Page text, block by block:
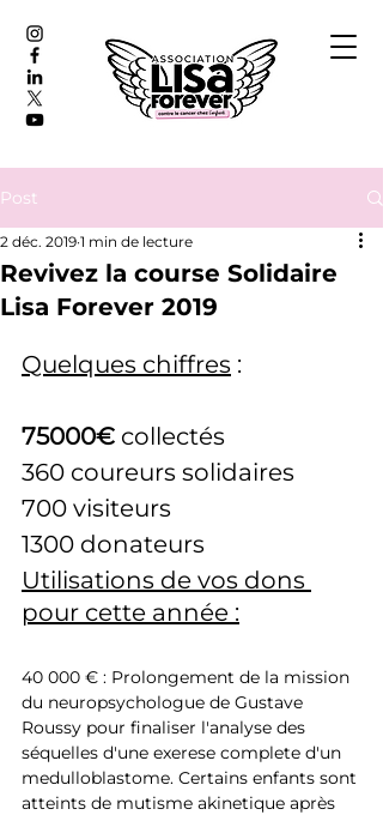
Post
Revivez la course Solidaire
Lisa Forever 2019
2 déc. 2019 1 min de lecture
Quelques chiffres :
75000€ collectés
360 coureurs solidaires
700 visiteurs
1300 donateurs
Utilisations de vos dons
pour cette année :
40 000 € : Prolongement de la mission
du neuropsychologue de Gustave
Roussy pour finaliser l'analyse des
séquelles d'une exerese complete d'un
medulloblastome. Certains enfants sont
atteints de mutisme akinetique après